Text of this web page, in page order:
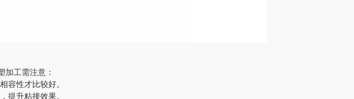
工需注意：
容性才比较好。
提升粘接效果。